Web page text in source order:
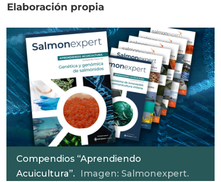
Elaboración propia
Compendios “Aprendiendo
Acuicultura”. Imagen: Salmonexpert.